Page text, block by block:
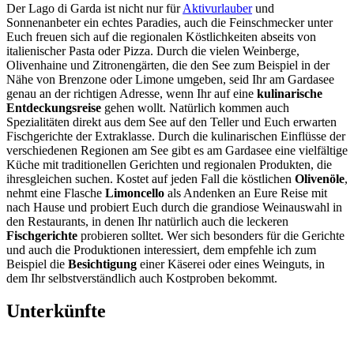
Der Lago di Garda ist nicht nur fürAktivurlauberund
Sonnenanbeter ein echtes Paradies, auch die Feinschmecker unter
Euch freuen sich auf die regionalen Köstlichkeiten abseits von
italienischer Pasta oder Pizza. Durch die vielen Weinberge,
Olivenhaine und Zitronengärten, die den See zum Beispiel in der
Nähe von Brenzone oder Limone umgeben, seid Ihr am Gardasee
genau an der richtigen Adresse, wenn Ihr auf eine kulinarische
Entdeckungsreise gehen wollt. Natürlich kommen auch
Spezialitäten direkt aus dem See auf den Teller und Euch erwarten
Fischgerichte der Extraklasse. Durch die kulinarischen Einflüsse der
verschiedenen Regionen am See gibt es am Gardasee eine vielfältige
Küche mit traditionellen Gerichten und regionalen Produkten, die
ihresgleichen suchen. Kostet auf jeden Fall die köstlichen Olivenöle,
nehmt eine Flasche Limoncello als Andenken an Eure Reise mit
nach Hause und probiert Euch durch die grandiose Weinauswahl in
den Restaurants, in denen Ihr natürlich auch die leckeren
Fischgerichte probieren solltet. Wer sich besonders für die Gerichte
und auch die Produktionen interessiert, dem empfehle ich zum
Beispiel die Besichtigung einer Käserei oder eines Weinguts, in
dem Ihr selbstverständlich auch Kostproben bekommt.
Unterkünfte